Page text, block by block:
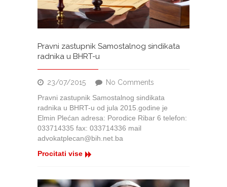
Pravni zastupnik Samostalnog sindikata
radnika u BHRT-u
23/07/2015 No Comments
zastupnik
Samostalnog
sindikata
Pravni zastupnik Samostalnog sindikata
radnika u BHRT-u od jula 2015.godine je
Elmin Plećan adresa: Porodice Ribar 6 telefon:
033714335 fax: 033714336 mail
advokatplecan@bih.net.ba
Procitati vise